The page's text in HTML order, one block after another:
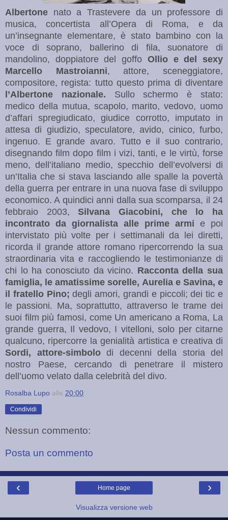
Albertone nato a Trastevere da un professore di
musica, concertista all’Opera di Roma, e da
un’insegnante elementare, è stato bambino con la
voce di soprano, ballerino di fila, suonatore di
mandolino, doppiatore del goffo Ollio e del sexy
Marcello Mastroianni, attore, sceneggiatore,
compositore, regista: tutto questo prima di diventare
l’Albertone
nazionale. Sullo schermo è stato:
medico della mutua, scapolo, marito, vedovo, uomo
d’affari spregiudicato, giudice corrotto, imputato in
attesa di giudizio, speculatore, avido, cinico, furbo,
ingenuo. E grande avaro. Tutto e il suo contrario,
disegnando film dopo film i vizi, tanti, e le virtù, forse
meno, dell’italiano medio, specchio dell’evolversi di
un’Italia che si stava lasciando alle spalle la povertà
della guerra per entrare in una nuova fase di sviluppo
economico. A quindici anni dalla sua scomparsa, il 24
febbraio 2003,Silvana Giacobini, che lo ha
incontrato da giornalista alle prime armi e poi
intervistato più volte per i settimanali da lei diretti,
ricorda il grande attore romano ripercorrendo la sua
straordinaria vita e raccogliendo le testimonianze di
chi lo ha conosciuto da vicino. Racconta della sua
famiglia, le amatissime sorelle, Aurelia e Savina, e
il fratello Pino; degli amori, grandi e piccoli; dei tic e
le passioni. Ma, soprattutto, attraverso le trame dei
suoi film più famosi, come Un americano a Roma, La
grande guerra, Il vedovo, I vitelloni, solo per citarne
qualcuno, ripercorre la genialità artistica e creativa di
Sordi, attore-simbolodi decenni della storia del
nostro Paese, cercando di penetrare il mistero
dell’uomo velato dalla celebrità del divo.
Rosalba Lupo alle 20:00
Condividi
Nessun commento:
Posta un commento
‹ ›
Home page
Visualizza versione web